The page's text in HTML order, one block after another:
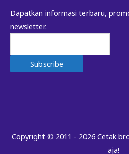
Dapatkan informasi terbaru,
newsletter.
Copyright © 2011 - 2026 Cetak
aja!